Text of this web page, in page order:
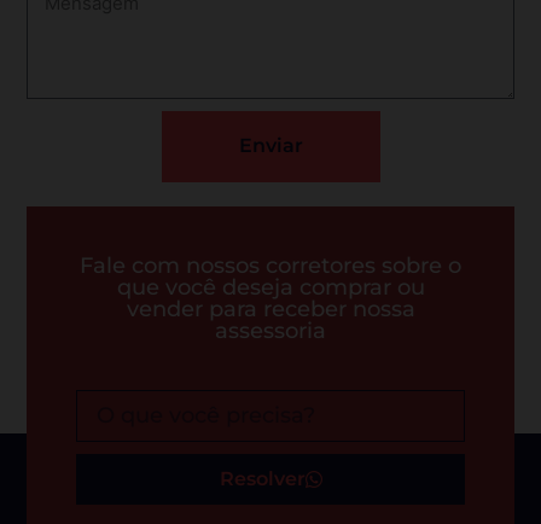
Enviar
Fale com nossos corretores sobre o
que você deseja comprar ou
vender para receber nossa
assessoria
Resolver